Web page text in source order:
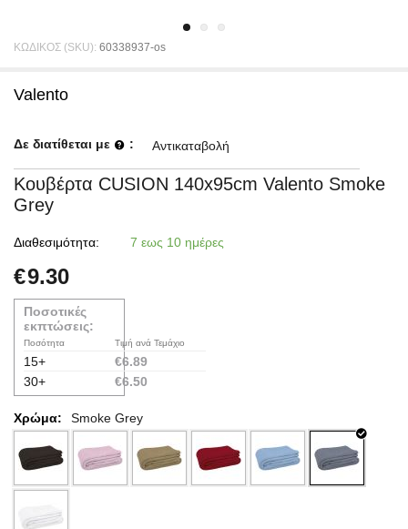
ΚΩΔΙΚΟΣ (SKU): 60338937-os
Valento
Δε διατίθεται με : Αντικαταβολή
Κουβέρτα CUSION 140x95cm Valento Smoke
Grey
Διαθεσιμότητα: 7 εως 10 ημέρες
€9.30
Ποσοτικές
εκπτώσεις:
Ποσότητα
15+
30+
Τιμή ανά Τεμάχιο
€6.89
€6.50
Χρώμα: Smoke Grey